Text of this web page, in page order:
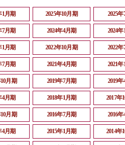
1月期 2025年10月期 2025
7月期 2024年4月期 2024
1月期 2022年10月期 2022
7月期 2021年4月期 2021
月期 2019年7月期 2019
4月期 2018年1月期 2017年
月期 2016年7月期 2016
4月期 2015年1月期 2014年